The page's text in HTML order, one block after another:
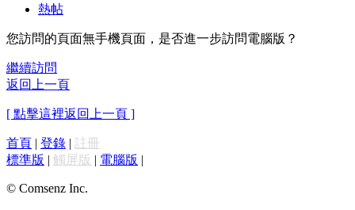
熱帖
您訪問的頁面無手機頁面，是否進一步訪問電腦版？
繼續訪問
返回上一頁
[ 點擊這裡返回上一頁 ]
首頁 | 登錄 | 註冊
標準版 | 觸屏版 | 電腦版 |
© Comsenz Inc.